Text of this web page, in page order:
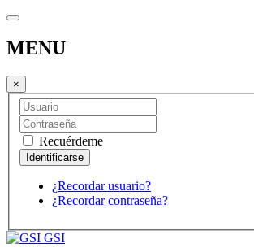
MENU
×
Recuérdeme
¿Recordar usuario?
¿Recordar contraseña?
GSI